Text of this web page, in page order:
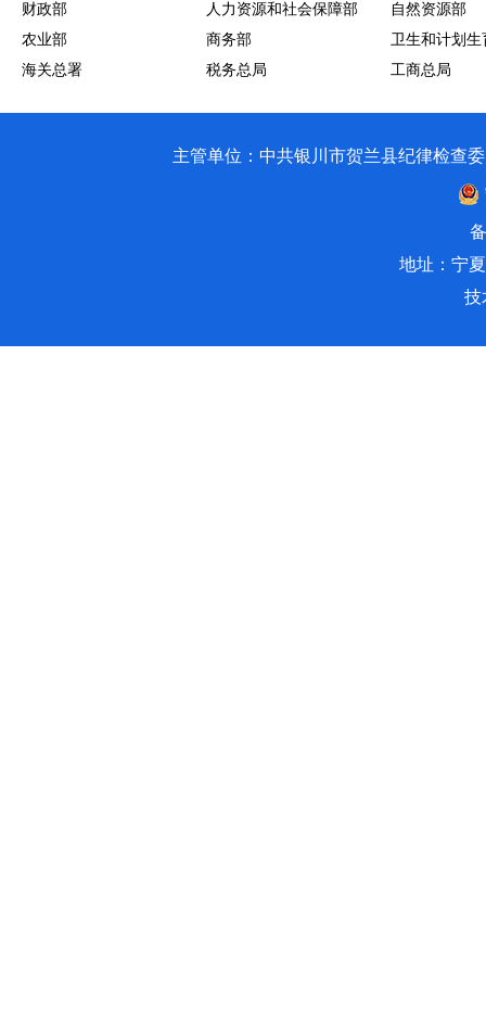
财政部
人力资源和社会保障部
自然资源部
农业部
商务部
卫生和计划生
海关总署
税务总局 工商总局
主管单位：中共银川市贺兰县纪律检查
地址：宁
技